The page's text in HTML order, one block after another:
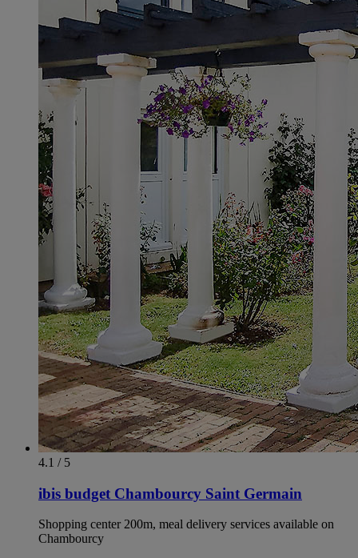
4.1 / 5
ibis budget Chambourcy Saint Germain
Shopping center 200m, meal delivery services available on
Chambourcy